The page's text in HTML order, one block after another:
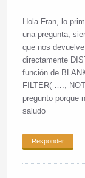
Hola Fran, lo
una pregunta,
que nos
directamente
función de
FILTER( ….,
pregunto porque
saludo
Responder